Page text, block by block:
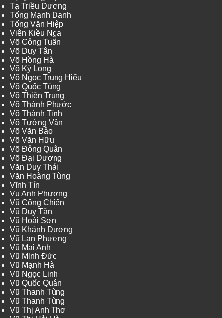
Tạ Triều Dương
Tống Mạnh Danh
Tống Văn Hiệp
Viên Kiều Nga
Võ Công Tuấn
Võ Duy Tân
Võ Hồng Hà
Võ Kỳ Long
Võ Ngọc Trung Hiếu
Võ Quốc Tùng
Võ Thiện Trung
Võ Thành Phước
Võ Thành Tính
Võ Tường Vân
Võ Văn Bảo
Võ Văn Hữu
Võ Đông Quân
Võ Đại Dương
Văn Duy Thái
Văn Hoàng Tùng
Vĩnh Tín
Vũ Anh Phương
Vũ Công Chiến
Vũ Duy Tân
Vũ Hoài Sơn
Vũ Khánh Dương
Vũ Lan Phương
Vũ Mai Anh
Vũ Minh Đức
Vũ Mạnh Hà
Vũ Ngọc Linh
Vũ Quốc Quân
Vũ Thanh Tùng
Vũ Thanh Tùng
Vũ Thị Anh Thơ